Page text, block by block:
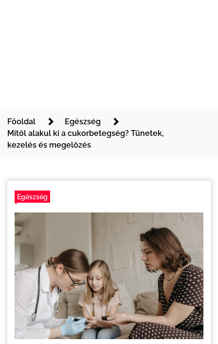
Főoldal
Egészség
Mitől alakul ki a cukorbetegség? Tünetek,
kezelés és megelőzés
Egészség